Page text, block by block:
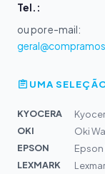
Tel.:
ou por e-mail:
UMA
KYOCERA
OKI
Oki
EPSON
LEXMARK